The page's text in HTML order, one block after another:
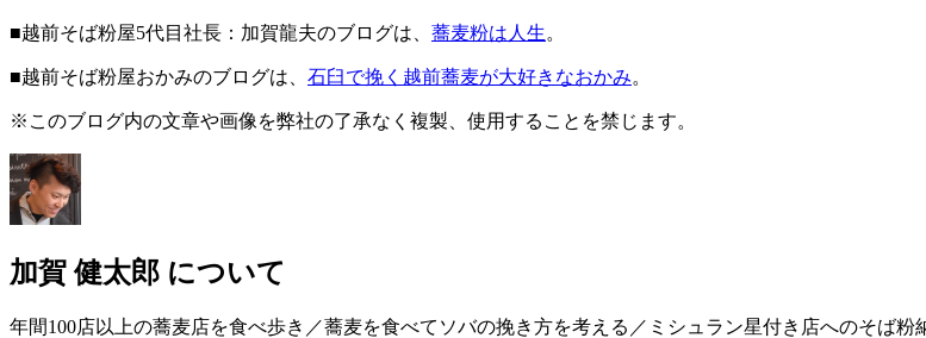
■越前そば粉屋5代目社長：加賀龍夫のブログは、 蕎麦粉は人生。
■越前そば粉屋おかみのブログは、 石臼で挽く越前蕎麦が大好きなおかみ。
※このブログ内の文章や画像を弊社の了承なく複製、使用することを禁じます。
加賀 健太郎 について
年間100店以上の蕎麦店を食べ歩き／蕎麦を食べてソバの挽き方を考える／ミシュラン星付き店へのそば